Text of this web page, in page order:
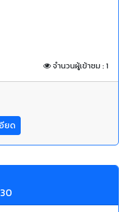
จำนวนผู้เข้าชม : 1
ยด